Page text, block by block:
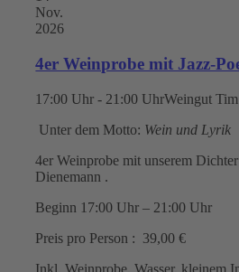
Nov.
2026
4er Weinprobe mit Jazz-
17:00 Uhr - 21:00 UhrWeingut Tim
Unter dem Motto: Wein und Lyrik
4er Weinprobe mit unserem
Dienemann .
Beginn 17:00 Uhr – 21:00 Uhr
Preis pro Person : 39,00 €
Inkl. Weinprobe, Wasser, kleinem